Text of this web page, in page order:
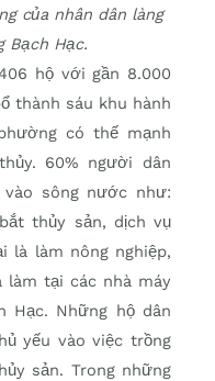
của nhân dân làng
Bạch Hạc.
hộ với gần 8.000
thành sáu khu hành
có thế mạnh
60% người dân
vào sông nước như:
thủy sản, dịch vụ
là làm nông nghiệp,
làm tại các nhà máy
Hạc. Những hộ dân
yếu vào việc trồng
sản. Trong những